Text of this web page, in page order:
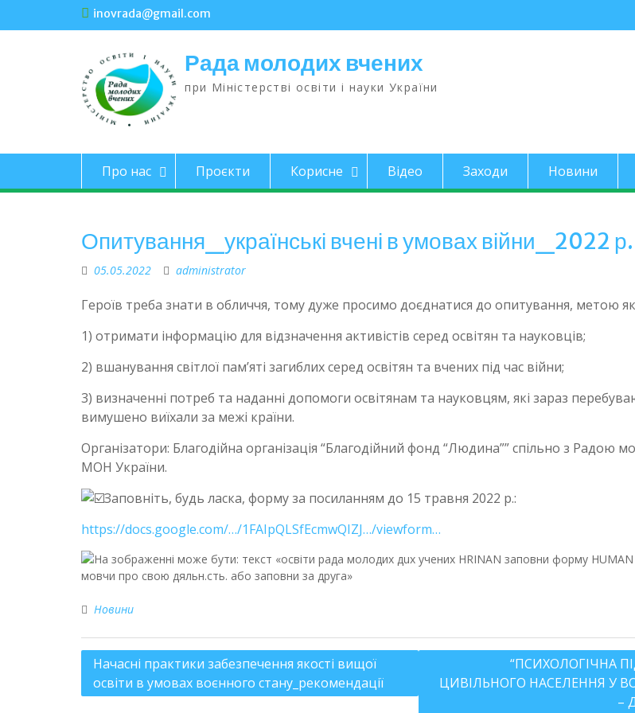
inovrada@gmail.com
Рада молодих вчених
при Міністерстві освіти і науки України
Про нас Проєкти Корисне Відео Заходи Новини
Опитування_українські вчені в умовах війни_2022 р.
05.05.2022 administrator
Героїв треба знати в обличчя, тому дуже просимо доєднатися до опитування, метою
1) отримати інформацію для відзначення активістів серед освітян та науковців;
2) вшанування світлої пам’яті загиблих серед освітян та вчених під час війни;
3) визначенні потреб та наданні допомоги освітянам та науковцям, які зараз
вимушено виїхали за межі країни.
Організатори: Благодійна організація “Благодійний фонд “Людина”” спільно з Радою
МОН України.
Заповніть, будь ласка, форму за посиланням до 15 травня 2022 р.:
https://docs.google.com/…/1FAIpQLSfEcmwQIZJ…/viewform…
Новини
Начасні практики забезпечення якості вищої
освіти в умовах воєнного стану_рекомендації
“ПСИХОЛОГІЧНА
ЦИВІЛЬНОГО НАСЕЛЕННЯ У
–